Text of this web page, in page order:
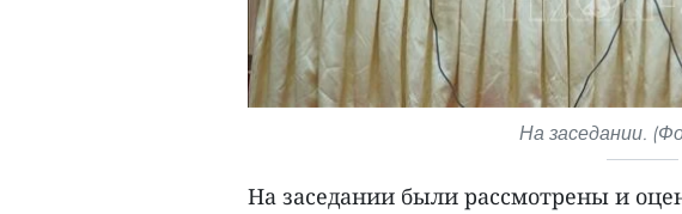
На заседании.
На заседании были рассмотрены и